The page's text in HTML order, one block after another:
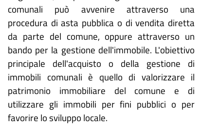
comunali può avvenire attraverso una
procedura di asta pubblica o di vendita diretta
da parte del comune, oppure attraverso un
bando per la gestione dell'immobile. L'obiettivo
principale dell'acquisto o della gestione di
immobili comunali è quello di valorizzare il
patrimonio immobiliare del comune e di
utilizzare gli immobili per fini pubblici o per
favorire lo sviluppo locale.